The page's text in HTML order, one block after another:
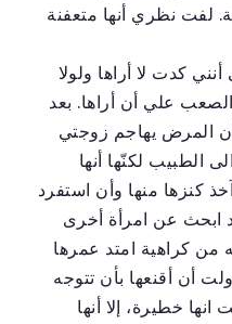
لفت نظري أنها متعفنة
كدت لا أراها ولولا
علي أن أراها. بعد
المرض يهاجم زوجتي
الطبيب لكنّها أنها
كنزها منها وأن استفرد
ابحث عن امرأة أخرى
كراهية امتد عمرها
أن أقنعها بأن تتوجه
خطيرة، إلا أنها